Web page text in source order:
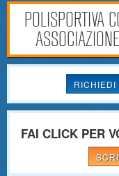
POLISPORTIVA
RICHIEDI
FAI CLICK PER